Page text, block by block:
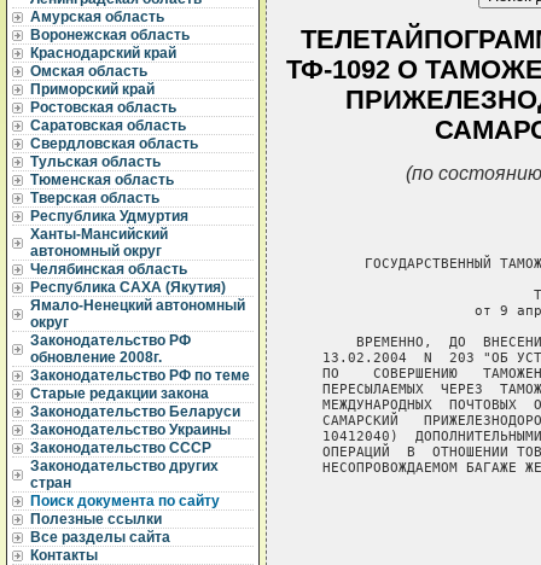
Амурская область
Воронежская область
Краснодарский край
Омская область
Приморский край
Ростовская область
Саратовская область
Свердловская область
Тульская область
Тюменская область
Тверская область
Республика Удмуртия
Ханты-Мансийский
автономный округ
Челябинская область
Республика САХА (Якутия)
Ямало-Ненецкий автономный
округ
Законодательство РФ
обновление 2008г.
Законодательство РФ по теме
Старые редакции закона
Законодательство Беларуси
Законодательство Украины
Законодательство СССР
Законодательство других
стран
Поиск документа по сайту
Полезные ссылки
Все разделы сайта
Контакты
ТФ-1092 О
(по
ГОСУДАРСТВЕННЫЙ
от 9
ВРЕМЕННО,  ДО
13.02.2004  N  203 "ОБ
ПО    СОВЕРШЕНИЮ
ПЕРЕСЫЛАЕМЫХ  ЧЕРЕЗ
МЕЖДУНАРОДНЫХ  ПОЧТОВЫХ
САМАРСКИЙ
10412040)
ОПЕРАЦИЙ  В  ОТНОШЕНИИ
НЕСОПРОВОЖДАЕМОМ БАГАЖЕ